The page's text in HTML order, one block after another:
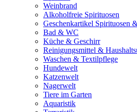
Weinbrand
Alkoholfreie Spirituosen
Geschenkartikel Spirituosen
Bad & WC
Küche & Geschirr
Reinigungsmittel &
Waschen & Textilpflege
Hundewelt
Katzenwelt
Nagerwelt
Tiere im Garten
Aquaristik